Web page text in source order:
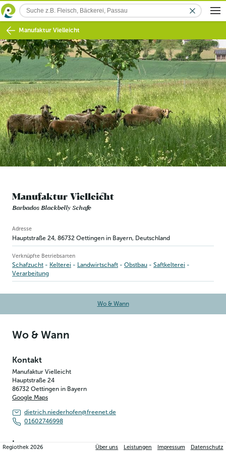
Manufaktur Vielleicht
Manufaktur Vielleicht
Barbados Blackbelly Schafe
Betriebsinformation
Adresse
Hauptstraße 24, 86732 Oettingen in Bayern, Deutschland
Verknüpfte Betriebsarten
Schafzucht Kelterei Landwirtschaft Obstbau
Saftkelterei
Verarbeitung
Wo & Wann
Wo & Wann
Kontakt
Manufaktur Vielleicht
Hauptstraße 24
86732 Oettingen in Bayern
Google Maps
dietrich.niederhofen@freenet.de
01602746998
Impressum
Regiothek2026 Über uns Leistungen Impressum Datenschutz